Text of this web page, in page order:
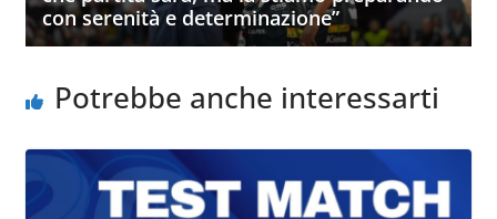
con serenità e determinazione”
Potrebbe anche interessarti